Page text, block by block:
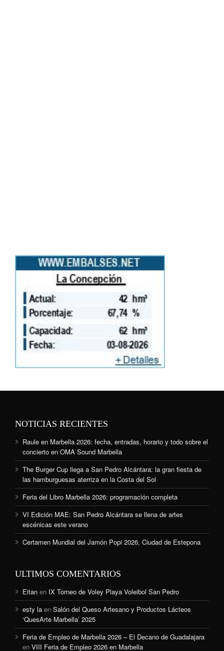
NOTICIAS RECIENTES
Raule en Marbella 2026: fecha, entradas, horario y todo sobre el
concierto en OMA Sound Marbella
The Burger Cup llega a San Pedro Alcántara: la gran fiesta de
las hamburguesas aterriza en la Costa del Sol
Feria del Libro Marbella 2026: programación completa
VI Edición MAE: San Pedro Alcántara se llena de artes
escénicas este verano
Certamen Mundial del Jamón Popi 2026, Ciudad de Estepona
ULTIMOS COMENTARIOS
Eitan en IX Torneo de Voley Playa Voleibol San Pedro
esty la en Salón del Queso Artesano y Productos Lácteos
‘QuesArte Marbella’ 2025
Feria de Empleo de Marbella 2026 – El Decano de Guadalajara
en VIII Feria de Empleo 2026 en Marbella